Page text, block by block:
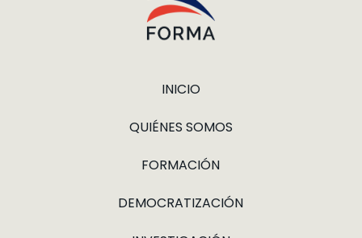
INICIO
QUIÉNES SOMOS
FORMACIÓN
DEMOCRATIZACIÓN